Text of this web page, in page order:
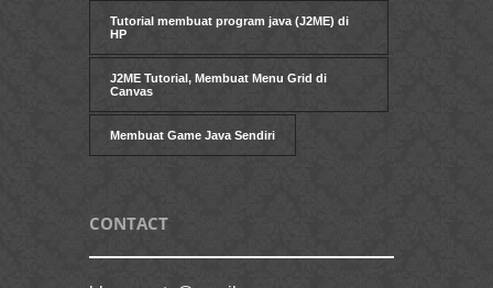
Tutorial membuat program java (J2ME) di
HP
J2ME Tutorial, Membuat Menu Grid di
Canvas
Membuat Game Java Sendiri
CONTACT